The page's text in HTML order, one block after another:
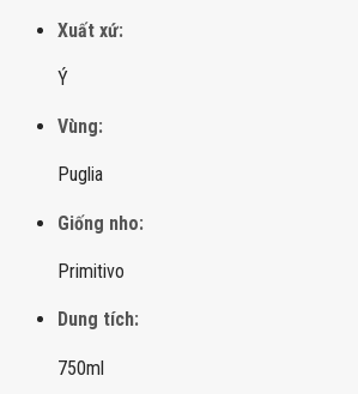
Xuất xứ:
Ý
Vùng:
Puglia
Giống nho:
Primitivo
Dung tích:
750ml